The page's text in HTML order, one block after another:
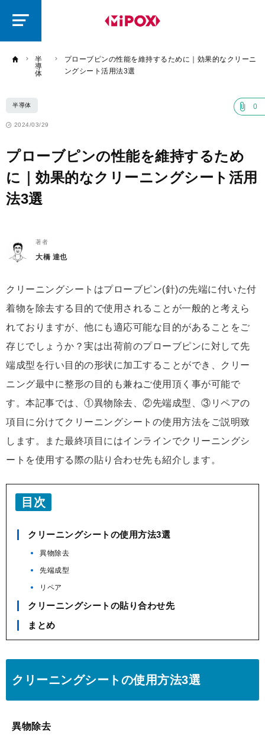
半
導
体
プローブピンの性能を維持するために｜効果的なクリーニ
ングシート活用法3選
半導体 0
2024/03/29
プローブピンの性能を維持するため
に｜効果的なクリーニングシート活用
法3選
著者
大橋 達也
クリーニングシートはプローブピン(針)の先端に付いた付
着物を除去する目的で使用されることが一般的と考えら
れておりますが、他にも適応可能な目的があることをご
存じでしょうか？実は出荷前のプローブピンに対して先
端成型を行い目的の形状に加工することができ、クリー
ニング最中に整形の目的も兼ねご使用頂く事が可能で
す。本記事では、①異物除去、②先端成型、③リペアの
項目に分けてクリーニングシートの使用方法をご説明致
します。また最終項目にはインラインでクリーニングシ
ートを使用する際の貼り合わせ先も紹介します。
目次
クリーニングシートの使用方法3選
異物除去
先端成型
リペア
クリーニングシートの貼り合わせ先
まとめ
クリーニングシートの使用方法3選
異物除去